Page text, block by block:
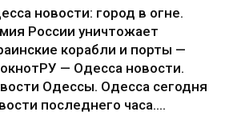
новости: город в огне.
России уничтожает
корабли и порты —
— Одесса новости.
Одессы. Одесса сегодня
последнего часа....